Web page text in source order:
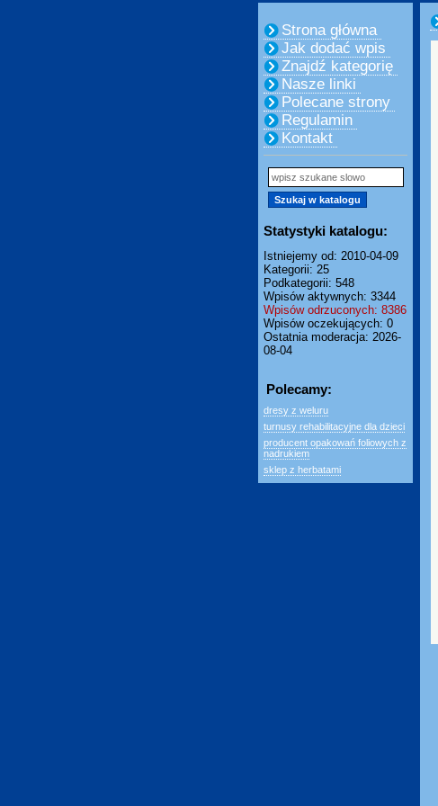
Strona główna
Jak dodać wpis
Znajdź kategorię
Nasze linki
Polecane strony
Regulamin
Kontakt
Statystyki katalogu:
Istniejemy od: 2010-04-09
Kategorii: 25
Podkategorii: 548
Wpisów aktywnych: 3344
Wpisów odrzuconych: 8386
Wpisów oczekujących: 0
Ostatnia moderacja: 2026-
08-04
Polecamy:
dresy z weluru
turnusy rehabilitacyjne dla dzieci
producent opakowań foliowych z
nadrukiem
sklep z herbatami